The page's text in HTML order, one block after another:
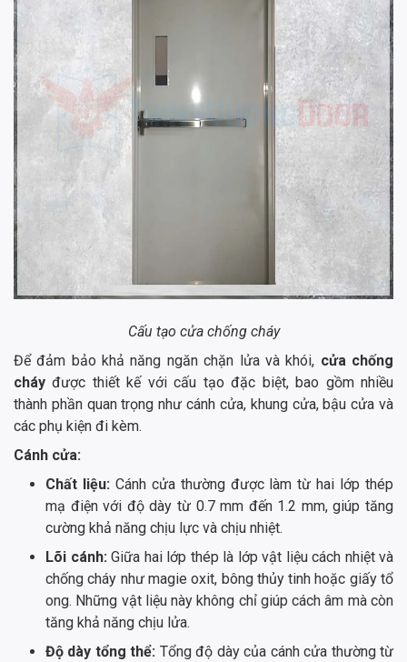
Cấu tạo cửa chống cháy
Để đảm bảo khả năng ngăn chặn lửa và khói, cửa chống
cháy được thiết kế với cấu tạo đặc biệt, bao gồm nhiều
thành phần quan trọng như cánh cửa, khung cửa, bậu cửa và
các phụ kiện đi kèm.
Cánh cửa:
Chất liệu: Cánh cửa thường được làm từ hai lớp thép
mạ điện với độ dày từ 0.7 mm đến 1.2 mm, giúp tăng
cường khả năng chịu lực và chịu nhiệt.
Lõi cánh: Giữa hai lớp thép là lớp vật liệu cách nhiệt và
chống cháy như magie oxit, bông thủy tinh hoặc giấy tổ
ong. Những vật liệu này không chỉ giúp cách âm mà còn
tăng khả năng chịu lửa.
Độ dày tổng thể: Tổng độ dày của cánh cửa thường từ